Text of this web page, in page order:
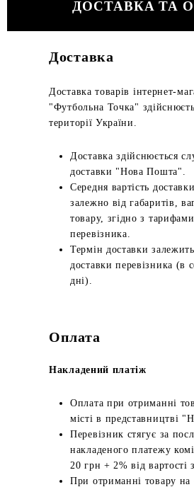
ДОСТАВКА ТА
Доставка
Доставка товарів інтернет-
"Футбольна Точка"
території України.
Доставка здійснюється
доставки "Нова Пошта".
Середня вартість
залежно від габаритів,
товару, згідно з
перевізника.
Термін доставки
доставки перевізника (в
дні).
Оплата
Накладений платіж
Оплата при отриманні
місті в представництві
Перевізник стягує за
накладеного платежу
20 грн + 2% від вартості
При отриманні товару на